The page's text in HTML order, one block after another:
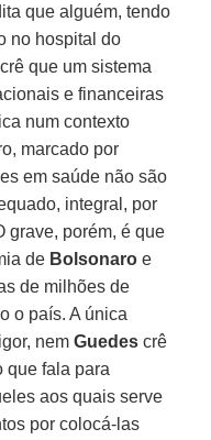
que alguém, tendo
no hospital do
que um sistema
e financeiras
num contexto
marcado por
em saúde não são
integral, por
grave, porém, é que
de Bolsonaro e
de milhões de
o país. A única
nemGuedes crê
que fala para
aos quais serve
por colocá-las